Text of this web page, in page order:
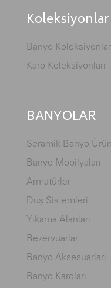
Koleksiyonlar
Banyo
Karo Koleksiyonları
BANYOLAR
Seramik Banyo
Banyo Mobilyaları
Armatürler
Duş Sistemleri
Yıkama Alanları
Rezervuarlar
Banyo Aksesuarları
Banyo Karoları